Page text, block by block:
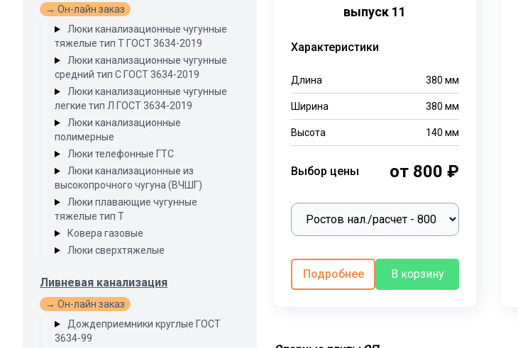
→ Он-лайн заказ
Люки канализационные чугунные
тяжелые тип Т ГОСТ 3634-2019
Люки канализационные чугунные
средний тип С ГОСТ 3634-2019
Люки канализационные чугунные
легкие тип Л ГОСТ 3634-2019
Люки канализационные
полимерные
Люки телефонные ГТС
Люки канализационные из
высокопрочного чугуна (ВЧШГ)
Люки плавающие чугунные
тяжелые тип Т
Ковера газовые
Люки сверхтяжелые
Ливневая канализация
→ Он-лайн заказ
Дождеприемники круглые ГОСТ
3634-99
выпуск 11
Характеристики
Длина 380 мм
Ширина 380 мм
Высота 140 мм
Выбор цены от 800 ₽
Подробнее В корзину